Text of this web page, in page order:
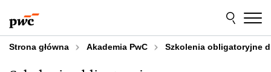
do
treści
do
stopki
Strona główna Akademia PwC Szkolenia obligatoryjne